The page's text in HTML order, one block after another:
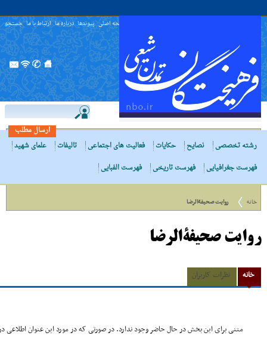
صفحه اصلی پیوندها درباره ما ارتباط با ما جستجو
ارسال مطلب
رشته تخصصی
نصایح حکایات فعالیت های اجتماعی تالیفات
علمای شهید
فهرست جغرافیایی
فهرست تاریخی فهرست الفبایی
خانه روایت صحیفةالرضا
روایت صحیفةالرضا
خانه نظرات کاربران
متنی برای این بخش در حال حاضر وجود ندارد. در صورتی که در مورد این عنوان اطلاعی